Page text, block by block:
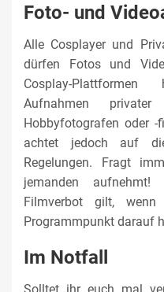
Foto- und
Alle Cosplayer und
dürfen Fotos und
Cosplay-
Aufnahmen
Hobbyfotografen oder -
achtet jedoch auf
Regelungen. Fragt
jemanden
Filmverbot gilt,
Programmpunkt darauf
Im Notfall